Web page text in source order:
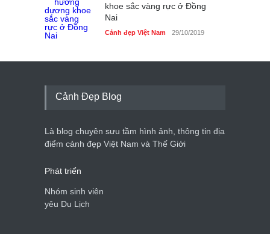
khoe sắc vàng rực ở Đồng
Nai
Cảnh đẹp Việt Nam 29/10/2019
Cảnh Đẹp Blog
Là blog chuyên sưu tầm hình ảnh, thông tin địa
điểm cảnh đẹp Việt Nam và Thế Giới
Phát triển
Nhóm sinh viên
yêu Du Lịch